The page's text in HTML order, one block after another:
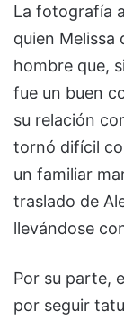
La fotografía
quien Melissa
hombre que,
fue un buen
su relación
tornó difícil
un familiar
traslado de
llevándose
Por su parte,
por seguir